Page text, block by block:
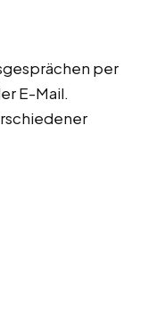
per
E-Mail.